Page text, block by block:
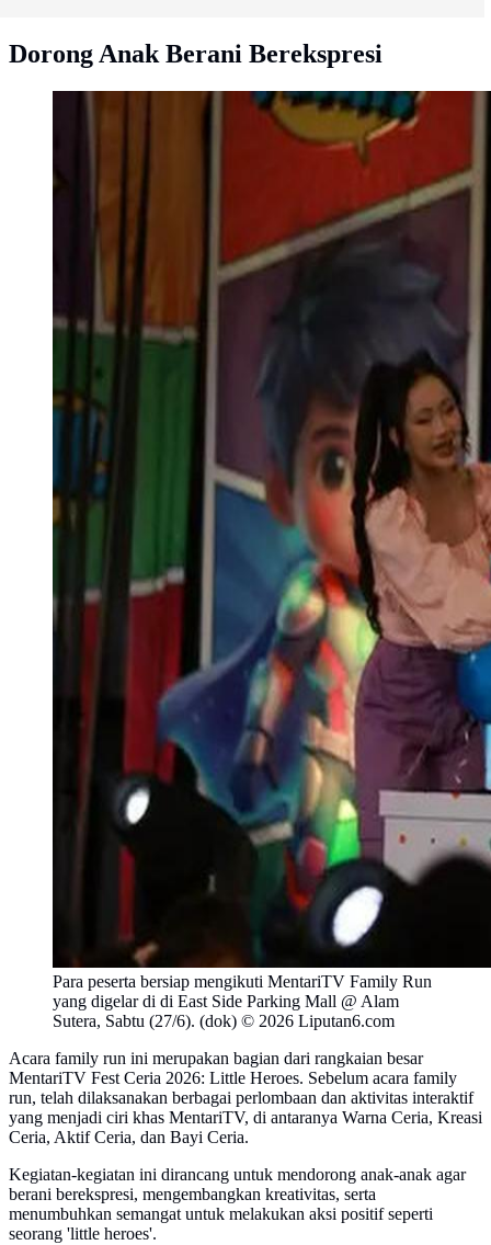
Dorong Anak Berani Berekspresi
Para peserta bersiap mengikuti MentariTV Family Run
yang digelar di di East Side Parking Mall @ Alam
Sutera, Sabtu (27/6). (dok) © 2026 Liputan6.com
Acara family run ini merupakan bagian dari rangkaian besar
MentariTV Fest Ceria 2026: Little Heroes. Sebelum acara family
run, telah dilaksanakan berbagai perlombaan dan aktivitas interaktif
yang menjadi ciri khas MentariTV, di antaranya Warna Ceria, Kreasi
Ceria, Aktif Ceria, dan Bayi Ceria.
Kegiatan-kegiatan ini dirancang untuk mendorong anak-anak agar
berani berekspresi, mengembangkan kreativitas, serta
menumbuhkan semangat untuk melakukan aksi positif seperti
seorang 'little heroes'.